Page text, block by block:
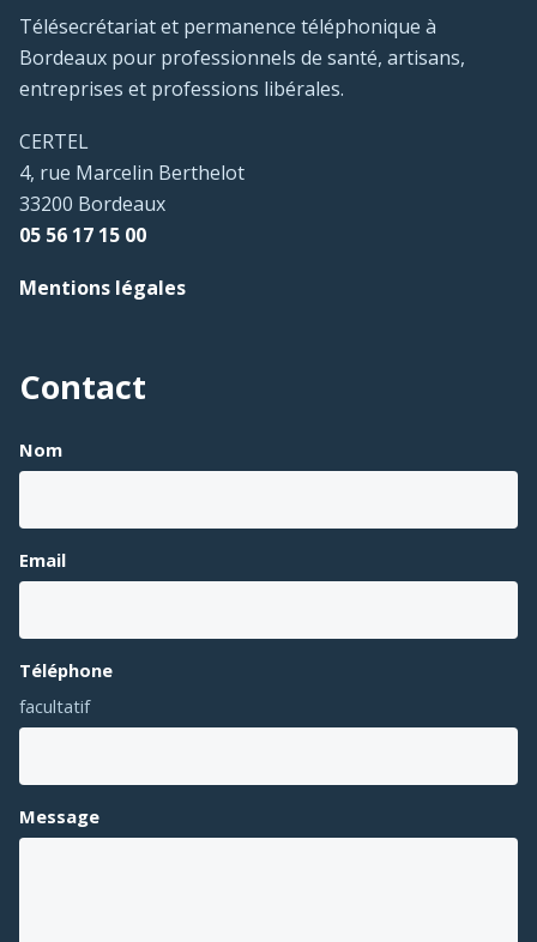
Télésecrétariat et permanence téléphonique à
Bordeaux pour professionnels de santé, artisans,
entreprises et professions libérales.
CERTEL
4, rue Marcelin Berthelot
33200 Bordeaux
05 56 17 15 00
Mentions légales
Contact
Nom
Email
Téléphone
facultatif
Message